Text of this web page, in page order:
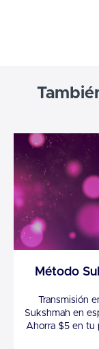
Método
Transmisión
Sukshmah en
Ahorra $5 en tu